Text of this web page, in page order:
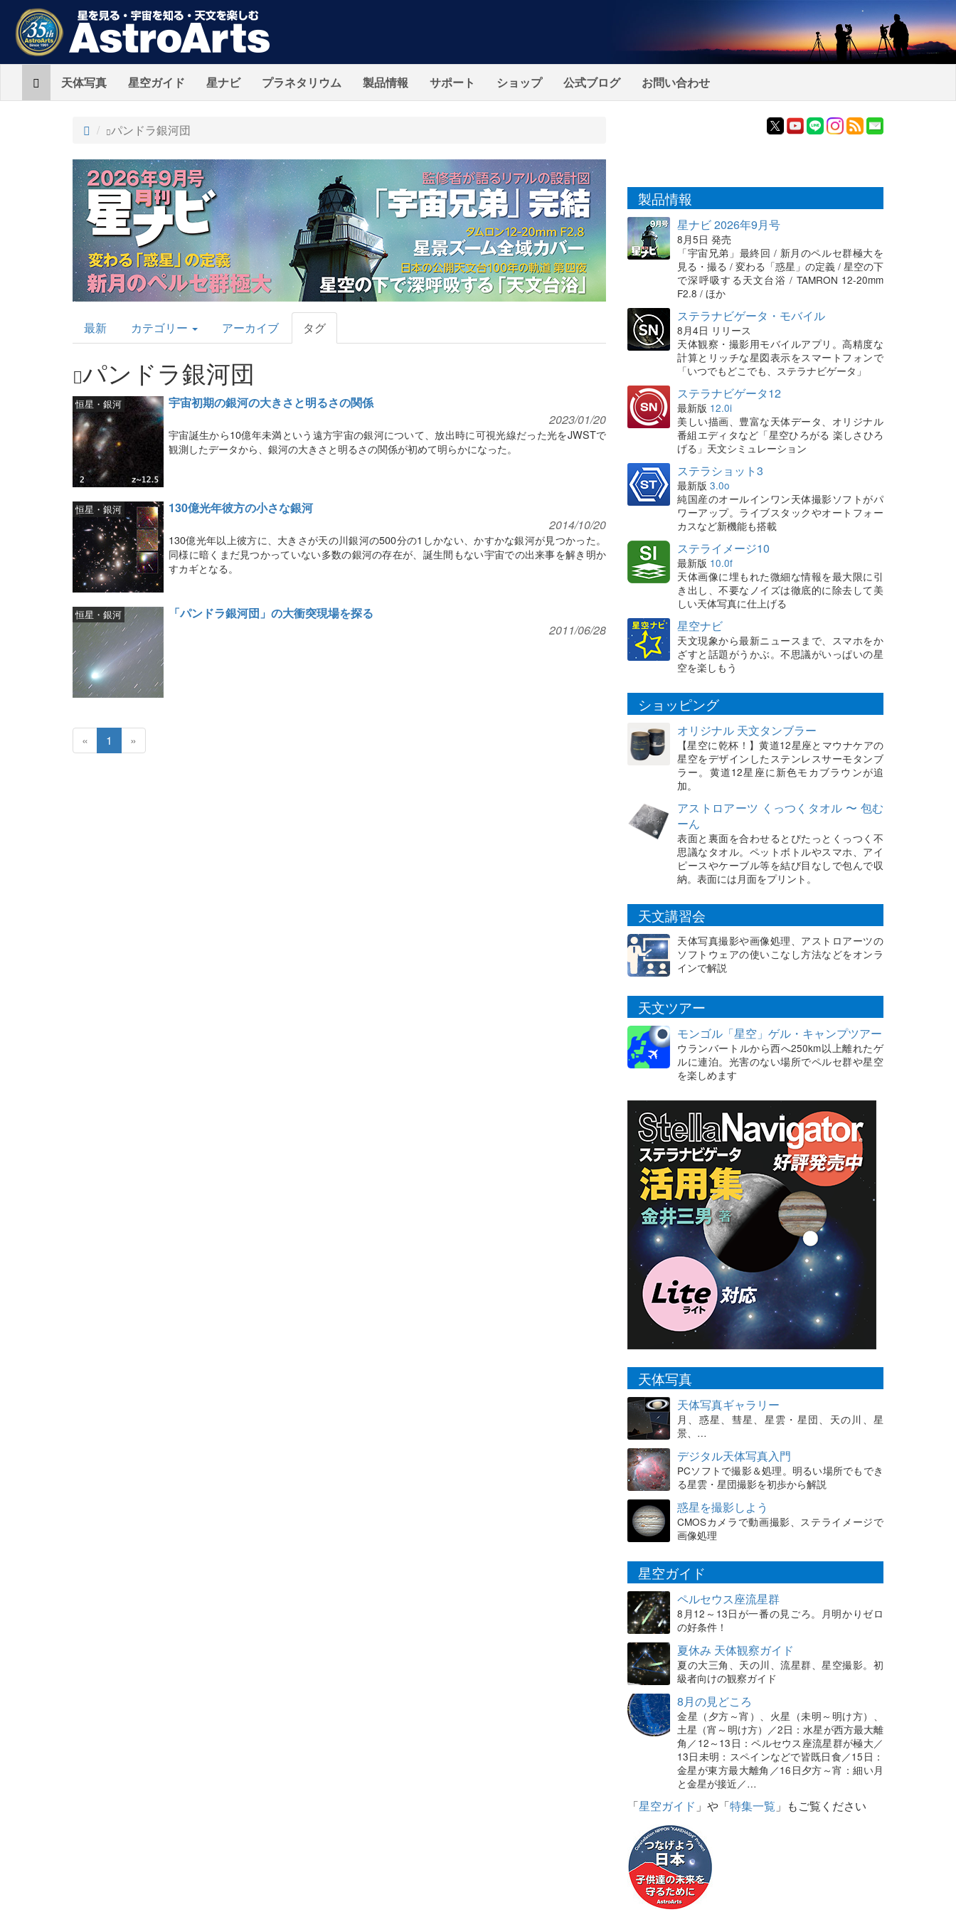
Home天体写真 星空ガイド 星ナビ プラネタリウム 製品情報 サポート ショップ 公式ブログ お問い合わせ
ト
プ
パンドラ銀河団
AstroArts
Topics
最新 カテゴリー アーカイブ タグ
パンドラ銀河団
宇宙初期の銀河の大きさと明るさの関係
恒星・銀河
2023/01/20
宇宙誕生から10億年未満という遠方宇宙の銀河について、放出時に可視光線だった光をJWSTで
観測したデータから、銀河の大きさと明るさの関係が初めて明らかになった。
130億光年彼方の小さな銀河
恒星・銀河
2014/10/20
130億光年以上彼方に、大きさが天の川銀河の500分の1しかない、かすかな銀河が見つかった。
同様に暗くまだ見つかっていない多数の銀河の存在が、誕生間もない宇宙での出来事を解き明か
すカギとなる。
「パンドラ銀河団」の大衝突現場を探る
恒星・銀河
2011/06/28
« 1 »
製品情報
星ナビ 2026年9月号
8月5日 発売
「宇宙兄弟」最終回 / 新月のペルセ群極大を
見る・撮る / 変わる「惑星」の定義 / 星空の下
で深呼吸する天文台浴 / TAMRON 12-20mm
F2.8 / ほか
ステラナビゲータ・モバイル
8月4日 リリース
天体観察・撮影用モバイルアプリ。高精度な
計算とリッチな星図表示をスマートフォンで
「いつでもどこでも、ステラナビゲータ」
ステラナビゲータ12
最新版 12.0i
美しい描画、豊富な天体データ、オリジナル
番組エディタなど「星空ひろがる 楽しさひろ
げる」天文シミュレーション
ステラショット3
最新版 3.0o
純国産のオールインワン天体撮影ソフトがパ
ワーアップ。ライブスタックやオートフォー
カスなど新機能も搭載
ステライメージ10
最新版 10.0f
天体画像に埋もれた微細な情報を最大限に引
き出し、不要なノイズは徹底的に除去して美
しい天体写真に仕上げる
星空ナビ
天文現象から最新ニュースまで、スマホをか
ざすと話題がうかぶ。不思議がいっぱいの星
空を楽しもう
ショッピング
オリジナル 天文タンブラー
【星空に乾杯！】黄道12星座とマウナケアの
星空をデザインしたステンレスサーモタンブ
ラー。黄道12星座に新色モカブラウンが追
加。
アストロアーツ くっつくタオル 〜 包む
ーん
表面と裏面を合わせるとぴたっとくっつく不
思議なタオル。ペットボトルやスマホ、アイ
ピースやケーブル等を結び目なしで包んで収
納。表面には月面をプリント。
天文講習会
天体写真撮影や画像処理、アストロアーツの
ソフトウェアの使いこなし方法などをオンラ
インで解説
天文ツアー
モンゴル「星空」ゲル・キャンプツアー
ウランバートルから西へ250km以上離れたゲ
ルに連泊。光害のない場所でペルセ群や星空
を楽しめます
天体写真
天体写真ギャラリー
月、惑星、彗星、星雲・星団、天の川、星
景、…
デジタル天体写真入門
PCソフトで撮影＆処理。明るい場所でもでき
る星雲・星団撮影を初歩から解説
惑星を撮影しよう
CMOSカメラで動画撮影、ステライメージで
画像処理
星空ガイド
ペルセウス座流星群
8月12～13日が一番の見ごろ。月明かりゼロ
の好条件！
夏休み 天体観察ガイド
夏の大三角、天の川、流星群、星空撮影。初
級者向けの観察ガイド
8月の見どころ
金星（夕方～宵）、火星（未明～明け方）、
土星（宵～明け方）／2日：水星が西方最大離
角／12～13日：ペルセウス座流星群が極大／
13日未明：スペインなどで皆既日食／15日：
金星が東方最大離角／16日夕方～宵：細い月
と金星が接近／…
「星空ガイド 」や「特集一覧 」もご覧ください